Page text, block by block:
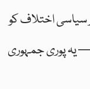
سیاسی اختلاف کو
— یہ پوری جمہوری